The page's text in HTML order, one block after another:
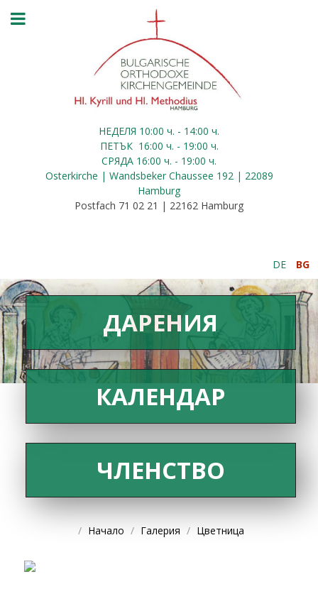
НЕДЕЛЯ 10:00 ч. - 14:00 ч.
ПЕТЪК 16:00 ч. - 19:00 ч.
СРЯДА 16:00 ч. - 19:00 ч.
Osterkirche | Wandsbeker Chaussee 192 | 22089
Hamburg
Postfach 71 02 21 | 22162 Hamburg
DE BG
ДАРЕНИЯ
КАЛЕНДАР
ЧЛЕНСТВО
Начало Галерия Цветница